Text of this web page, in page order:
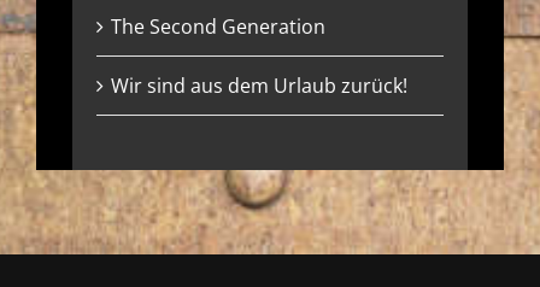
The Second Generation
Wir sind aus dem Urlaub zurück!